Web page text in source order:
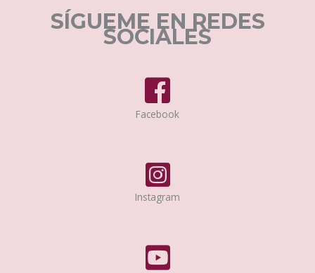
SÍGUEME EN REDES
SOCIALES
Facebook
Instagram